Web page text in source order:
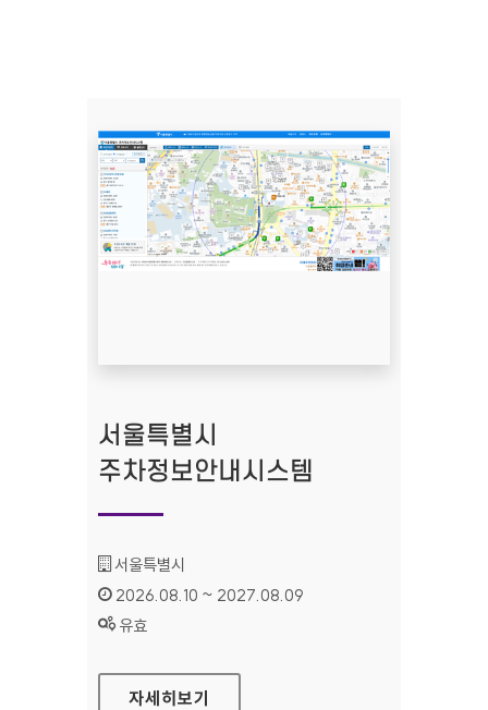
서울특별시
주차정보안내시스템
기관명 :
서울특별시
인증기간 :
2026.08.10 ~ 2027.08.09
상태 :
유효
서울특별시 주차정보안내시스템
자세히보기